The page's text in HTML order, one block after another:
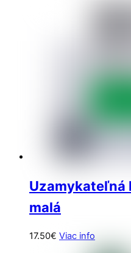
Uzamykateľná
malá
17.50€ Viac info